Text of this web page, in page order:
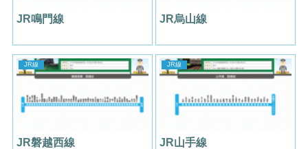
JR鳴門線 JR烏山線
JR線
JR磐越西線
JR線
JR山手線